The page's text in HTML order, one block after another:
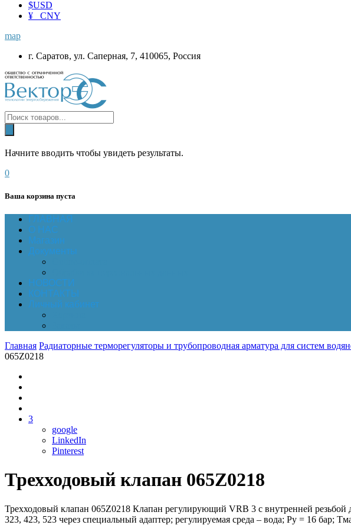
$USD
¥ CNY
map
г. Саратов, ул. Саперная, 7, 410065, Россия
Начните вводить чтобы увидеть результаты.
0
Ваша корзина пуста
ГЛАВНАЯ
О НАС
Магазин
Документы
НОВОСТИ
КОНТАКТЫ
Личный кабинет
Главная Радиаторные терморегуляторы и трубопроводная арматура для систем
065Z0218
3
google
LinkedIn
Pinterest
Трехходовый клапан 065Z0218
Трехходовый клапан 065Z0218 Клапан регулирующий VRB 3 с внутренней
323, 423, 523 через специальный адаптер; регулируемая среда – вода; Ру = 16 бар;